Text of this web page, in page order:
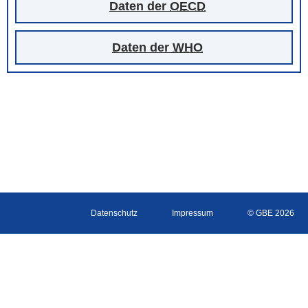
Daten der OECD
Daten der WHO
Datenschutz Impressum © GBE 2026